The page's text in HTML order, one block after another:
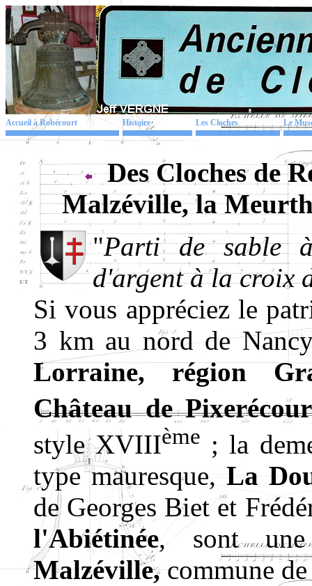
Accueil à Robécourt Histoire Les Cloches Le
Des Cloches de
Malzéville, la
"Parti de sable
d'argent à la croix
Si vous appréciez le
3 km au nord de
Lorraine, région
Château de
style XVIIIème ; la
type mauresque, La
de Georges Biet et
l'Abiétinée, sont
Malzéville,commune